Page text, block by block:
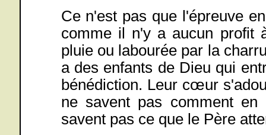
Ce n'est pas que l'épreuve
comme il n'y a aucun profit
pluie ou labourée par la
a des enfants de Dieu qui
bénédiction. Leur cœur
ne savent pas comment
savent pas ce que le Père